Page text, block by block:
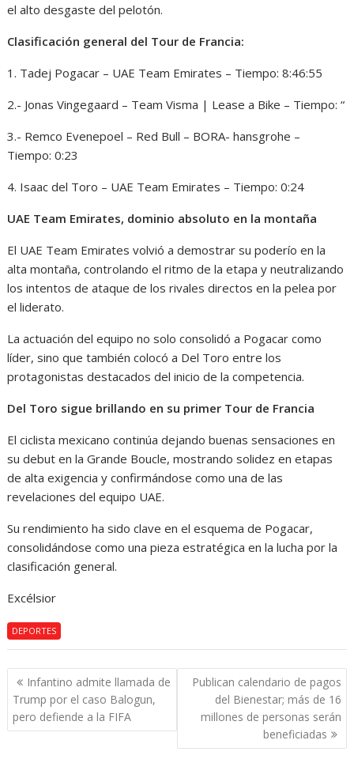
el alto desgaste del pelotón.
Clasificación general del Tour de Francia:
1. Tadej Pogacar – UAE Team Emirates – Tiempo: 8:46:55
2.- Jonas Vingegaard – Team Visma | Lease a Bike – Tiempo: “
3.- Remco Evenepoel – Red Bull – BORA- hansgrohe –
Tiempo: 0:23
4. Isaac del Toro – UAE Team Emirates – Tiempo: 0:24
UAE Team Emirates, dominio absoluto en la montaña
El UAE Team Emirates volvió a demostrar su poderío en la
alta montaña, controlando el ritmo de la etapa y neutralizando
los intentos de ataque de los rivales directos en la pelea por
el liderato.
La actuación del equipo no solo consolidó a Pogacar como
líder, sino que también colocó a Del Toro entre los
protagonistas destacados del inicio de la competencia.
Del Toro sigue brillando en su primer Tour de Francia
El ciclista mexicano continúa dejando buenas sensaciones en
su debut en la Grande Boucle, mostrando solidez en etapas
de alta exigencia y confirmándose como una de las
revelaciones del equipo UAE.
Su rendimiento ha sido clave en el esquema de Pogacar,
consolidándose como una pieza estratégica en la lucha por la
clasificación general.
Excélsior
DEPORTES
Navegación
de
entradas
Infantino admite llamada de
Trump por el caso Balogun,
pero defiende a la FIFA
Publican calendario de pagos
del Bienestar; más de 16
millones de personas serán
beneficiadas